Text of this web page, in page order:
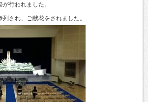
行われました。
され、ご献花をされました。